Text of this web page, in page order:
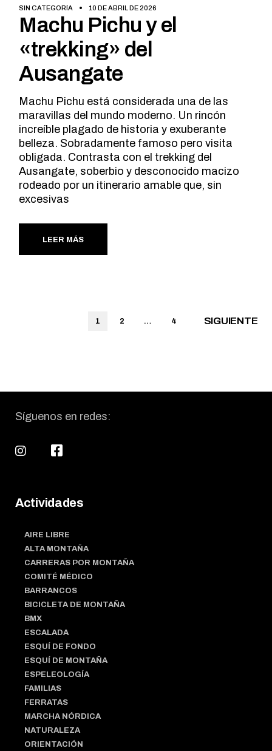
SIN CATEGORÍA 10 DE ABRIL DE 2026
Machu Pichu y el
«trekking» del
Ausangate
Machu Pichu está considerada una de las
maravillas del mundo moderno. Un rincón
increíble plagado de historia y exuberante
belleza. Sobradamente famoso pero visita
obligada. Contrasta con el trekking del
Ausangate, soberbio y desconocido macizo
rodeado por un itinerario amable que, sin
excesivas
LEER MÁS
Paginación
1 2 … 4 SIGUIENTE
Síguenos en redes:
Actividades
AIRE LIBRE
ALTA MONTAÑA
CARRERAS POR MONTAÑA
COMITÉ MÉDICO
BARRANCOS
BICICLETA DE MONTAÑA
BMX
ESCALADA
ESQUÍ DE FONDO
ESQUÍ DE MONTAÑA
ESPELEOLOGÍA
FAMILIAS
FERRATAS
MARCHA NÓRDICA
NATURALEZA
ORIENTACIÓN